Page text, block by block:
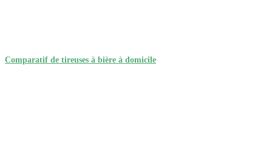
Comparatif de tireuses à bière à domicile